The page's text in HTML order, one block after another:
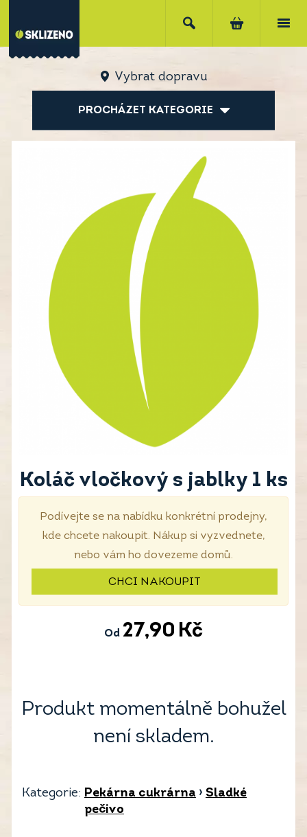
Vybrat dopravu
PROCHÁZET KATEGORIE
Koláč vločkový s jablky 1 ks
Podívejte se na nabídku konkrétní prodejny,
kde chcete nakoupit. Nákup si vyzvednete,
nebo vám ho dovezeme domů.
CHCI NAKOUPIT
Od 27,90 Kč
Produkt momentálně bohužel
není skladem.
Kategorie: Pekárna cukrárna › Sladké
pečivo